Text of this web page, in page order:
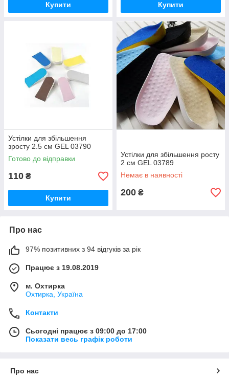
Купити Купити
Устілки для збільшення
зросту 2.5 см GEL 03790
Готово до відправки
110 ₴
Купити
Устілки для збільшення росту
2 см GEL 03789
Немає в наявності
200 ₴
Про нас
97% позитивних з 94 відгуків за рік
Працює з 19.08.2019
м. Охтирка
Охтирка, Україна
Контакти
Сьогодні працює з 09:00 до 17:00
Показати весь графік роботи
Про нас